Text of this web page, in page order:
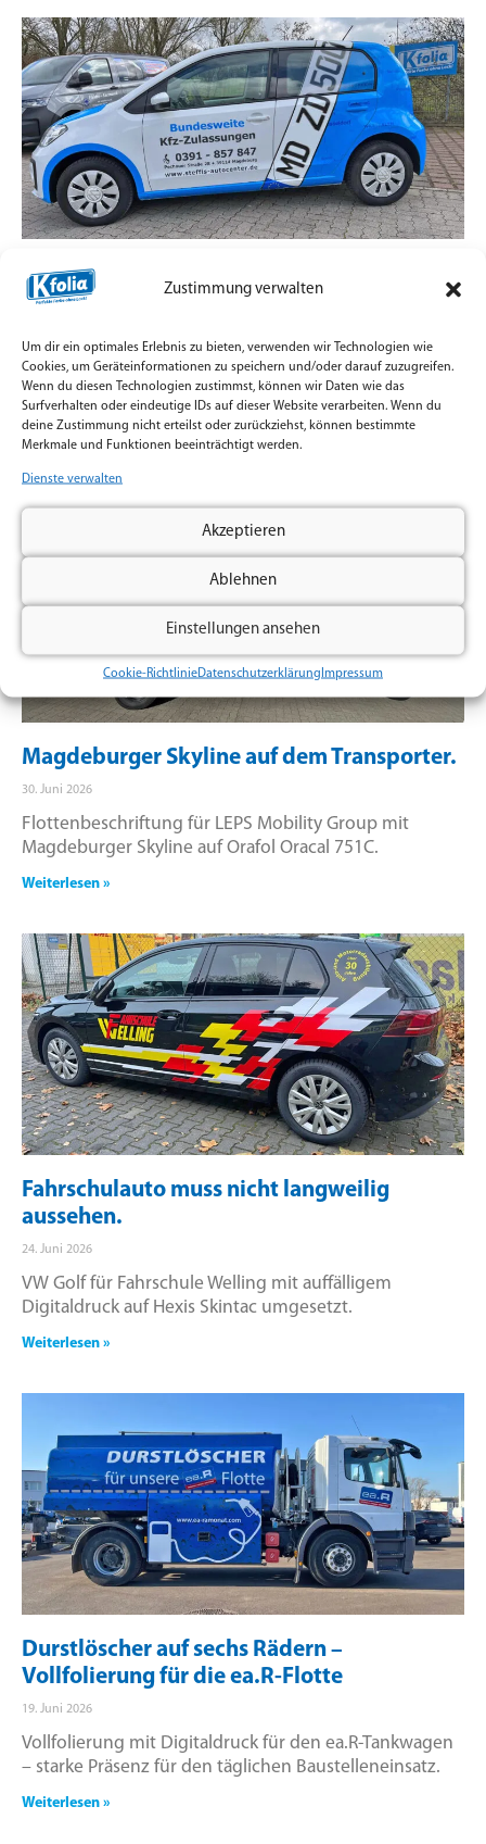
Zustimmung verwalten
Um dir ein optimales Erlebnis zu bieten, verwenden wir Technologien wie
Cookies, um Geräteinformationen zu speichern und/oder darauf zuzugreifen.
Wenn du diesen Technologien zustimmst, können wir Daten wie das
Surfverhalten oder eindeutige IDs auf dieser Website verarbeiten. Wenn du
deine Zustimmung nicht erteilst oder zurückziehst, können bestimmte
Merkmale und Funktionen beeinträchtigt werden.
Dienste verwalten
Akzeptieren
Ablehnen
Einstellungen ansehen
Cookie-RichtlinieDatenschutzerklärung Impressum
Zulassungsdienst mit Straßenpräsenz statt
Standard-Aufkleber
Teilfolierung und Firmenbeschriftung für
Zulassungsfahrzeuge mit Orajet Rapid Air Digitaldruck
umgesetzt.
Weiterlesen »
Magdeburger Skyline auf dem Transporter.
30. Juni 2026
Flottenbeschriftung für LEPS Mobility Group mit
Magdeburger Skyline auf Orafol Oracal 751C.
Weiterlesen »
Fahrschulauto muss nicht langweilig
aussehen.
24. Juni 2026
VW Golf für Fahrschule Welling mit auffälligem
Digitaldruck auf Hexis Skintac umgesetzt.
Weiterlesen »
Durstlöscher auf sechs Rädern –
Vollfolierung für die ea.R-Flotte
19. Juni 2026
Vollfolierung mit Digitaldruck für den ea.R-Tankwagen
– starke Präsenz für den täglichen Baustelleneinsatz.
Weiterlesen »